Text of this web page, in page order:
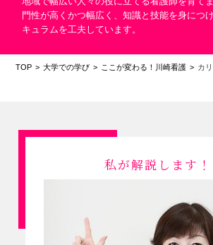
門性が高くかつ幅広く、知識と技能を身につ
キュラムを工夫しています。
TOP 大学での学び ここが変わる！川崎看護 カ
私が解説します！